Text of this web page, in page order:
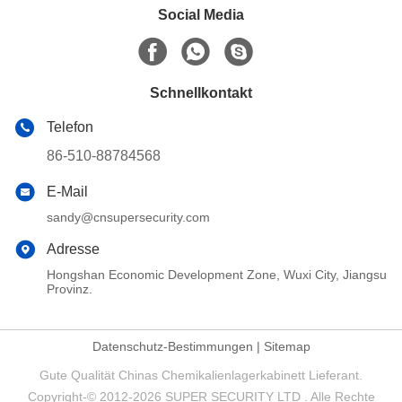
Social Media
Schnellkontakt
Telefon
86-510-88784568
E-Mail
sandy@cnsupersecurity.com
Adresse
Hongshan Economic Development Zone, Wuxi City, Jiangsu
Provinz.
Datenschutz-Bestimmungen | Sitemap
Gute Qualität Chinas Chemikalienlagerkabinett Lieferant.
Copyright-© 2012-2026 SUPER SECURITY LTD . Alle Rechte